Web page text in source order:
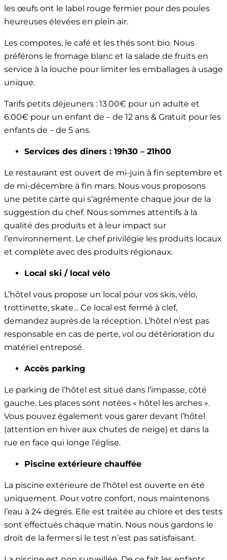
les œufs ont le label rouge fermier pour des poules
heureuses élevées en plein air.
Les compotes, le café et les thés sont bio. Nous
préférons le fromage blanc et la salade de fruits en
service à la louche pour limiter les emballages à usage
unique.
Tarifs petits déjeuners : 13.00€ pour un adulte et
6.00€ pour un enfant de – de 12 ans & Gratuit pour les
enfants de – de 5 ans.
Services des diners : 19h30 – 21h00
Le restaurant est ouvert de mi-juin à fin septembre et
de mi-décembre à fin mars. Nous vous proposons
une petite carte qui s’agrémente chaque jour de la
suggestion du chef. Nous sommes attentifs à la
qualité des produits et à leur impact sur
l’environnement. Le chef privilégie les produits locaux
et complète avec des produits régionaux.
Local ski / local vélo
L’hôtel vous propose un local pour vos skis, vélo,
trottinette, skate… Ce local est fermé à clef,
demandez auprès de la réception. L’hôtel n’est pas
responsable en cas de perte, vol ou détérioration du
matériel entreposé.
Accès parking
Le parking de l’hôtel est situé dans l’impasse, côté
gauche. Les places sont notées « hôtel les arches ».
Vous pouvez également vous garer devant l’hôtel
(attention en hiver aux chutes de neige) et dans la
rue en face qui longe l’église.
Piscine extérieure chauffée
La piscine extérieure de l’hôtel est ouverte en été
uniquement. Pour votre confort, nous maintenons
l’eau à 24 degrés. Elle est traitée au chlore et des tests
sont effectués chaque matin. Nous nous gardons le
droit de la fermer si le test n’est pas satisfaisant.